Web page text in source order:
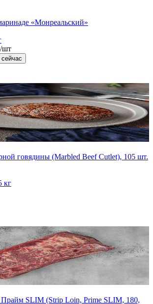
«Монреальский»
шт
сейчас
говядины (Marbled Beef Cutlet), 105 шт.
кг
SLIM (Strip Loin, Prime SLIM, 180,